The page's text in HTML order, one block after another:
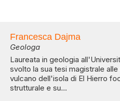
Francesca Dajma
Geologa
Laureata in geologia
svolto la sua tesi magistrale
vulcano dell'isola di El Hierro
strutturale e su...